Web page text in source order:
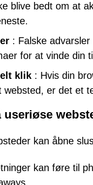
blive bedt om at
: Falske
for at vinde din
klik : Hvis din
er det et
kan åbne
kan føre til